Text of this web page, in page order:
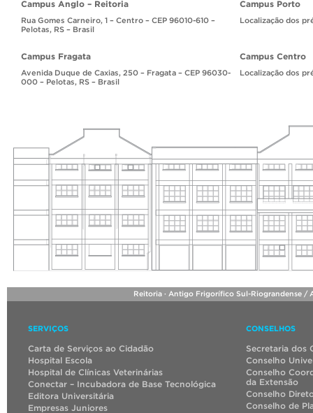
Campus Anglo – Reitoria
Rua Gomes Carneiro, 1 – Centro – CEP 96010-610 –
Pelotas, RS – Brasil
Campus Porto
Localização dos
Campus Fragata
Avenida Duque de Caxias, 250 – Fragata – CEP 96030-
000 – Pelotas, RS – Brasil
Campus Centro
Localização dos
Reitoria · Antigo Frigorífico Sul-Riograndense /
SERVIÇOS
Carta de Serviços ao Cidadão
Hospital Escola
Hospital de Clínicas Veterinárias
Conectar – Incubadora de Base Tecnológica
Editora Universitária
Empresas Juniores
CONSELHOS
Secretaria dos
Conselho
Conselho
da Extensão
Conselho
Conselho de